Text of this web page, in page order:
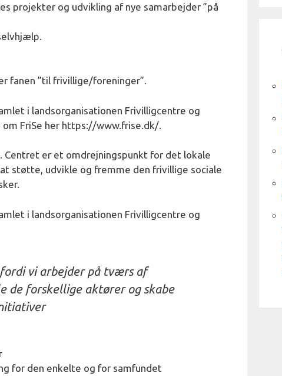
projekter og udvikling af nye samarbejder ”på
fanen ”til frivillige/foreninger”.
i landsorganisationen Frivilligcentre og
FriSe her https://www.frise.dk/.
er et omdrejningspunkt for det lokale
støtte, udvikle og fremme den frivillige sociale
i landsorganisationen Frivilligcentre og
vi arbejder på tværs af
de forskellige aktører og skabe
for den enkelte og for samfundet